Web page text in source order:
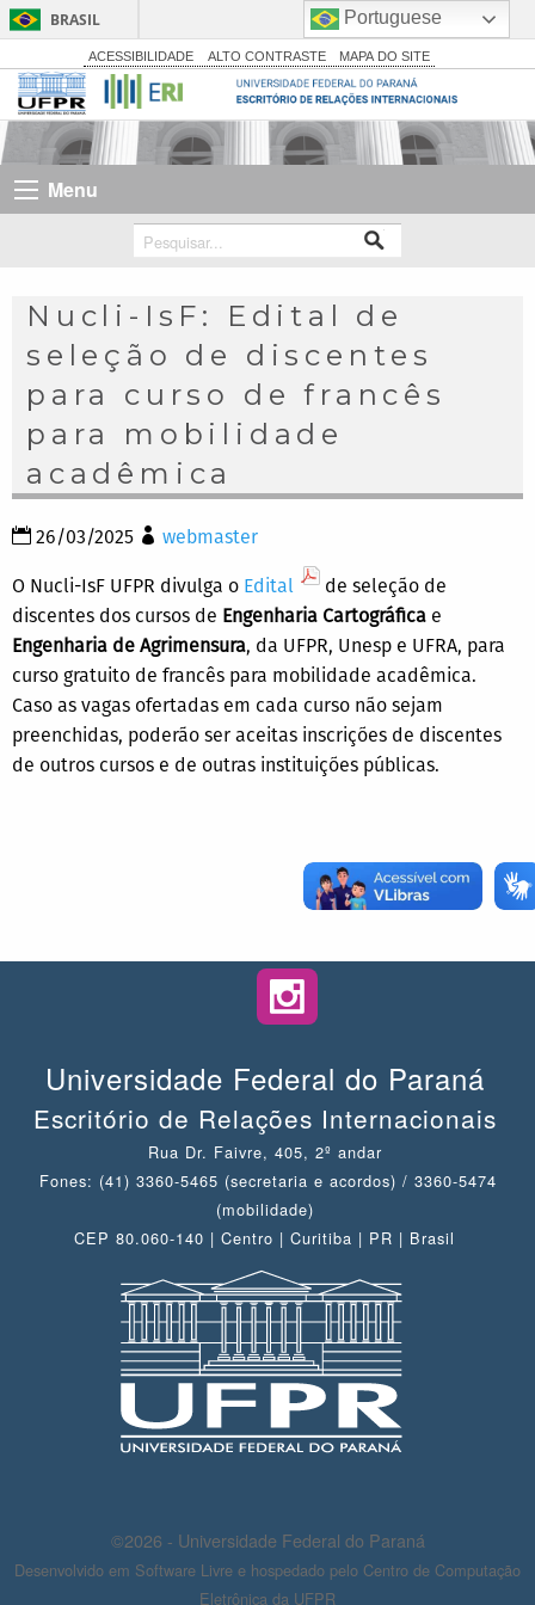
BRASIL
Simplifique!
Comunica BR
Participe
Legislação
Canais
ACESSIBILIDADE ALTO CONTRASTE MAPA DO SITE
Menu
Nucli-IsF: Edital de
seleção de discentes
para curso de francês
para mobilidade
acadêmica
26/03/2025 webmaster
O Nucli-IsF UFPR divulga o Edital
de seleção de
discentes dos cursos de Engenharia Cartográfica e
Engenharia de Agrimensura, da UFPR, Unesp e UFRA, para
curso gratuito de francês para mobilidade acadêmica.
Caso as vagas ofertadas em cada curso não sejam
preenchidas, poderão ser aceitas inscrições de discentes
de outros cursos e de outras instituições públicas.
Universidade Federal do Paraná
Escritório de Relações Internacionais
Rua Dr. Faivre, 405, 2º andar
Fones: (41) 3360-5465 (secretaria e acordos) / 3360-5474
(mobilidade)
CEP 80.060-140 | Centro | Curitiba | PR | Brasil
©2026 - Universidade Federal do Paraná
Desenvolvido em Software Livre e hospedado pelo Centro de Computação
Eletrônica da UFPR
Portuguese